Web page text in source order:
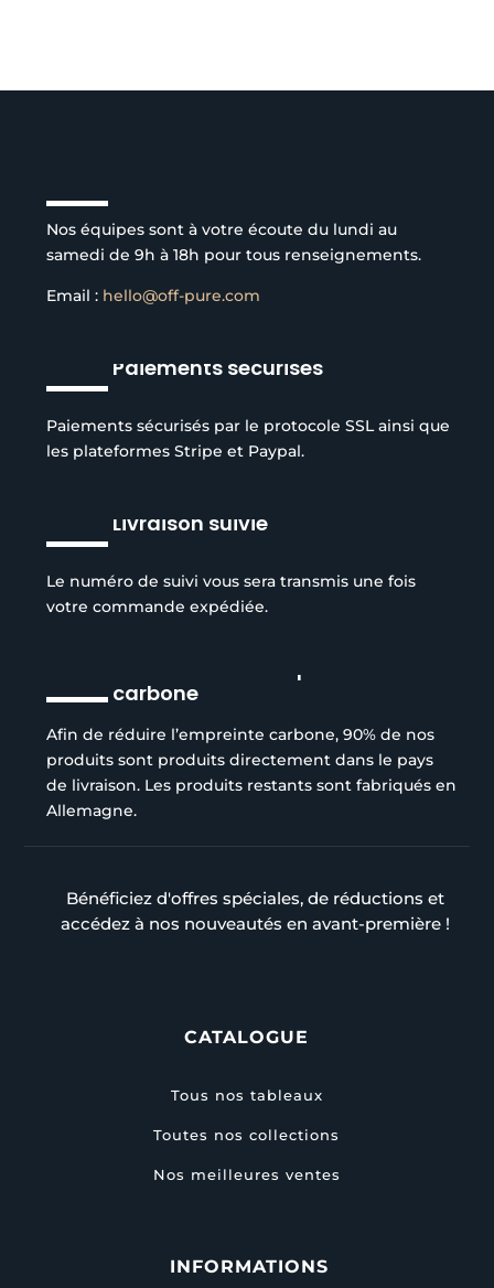
Nos équipes sont à votre écoute du lundi au
samedi de 9h à 18h pour tous renseignements.
Email : hello@off-pure.com
Paiements sécurisés
Paiements sécurisés par le protocole SSL ainsi que
les plateformes Stripe et Paypal.
Livraison suivie
Le numéro de suivi vous sera transmis une fois
votre commande expédiée.
carbone
Afin de réduire l’empreinte carbone, 90% de nos
produits sont produits directement dans le pays
de livraison. Les produits restants sont fabriqués en
Allemagne.
Bénéficiez d'offres spéciales, de réductions et
accédez à nos nouveautés en avant-première !
CATALOGUE
Tous nos tableaux
Toutes nos collections
Nos meilleures ventes
INFORMATIONS